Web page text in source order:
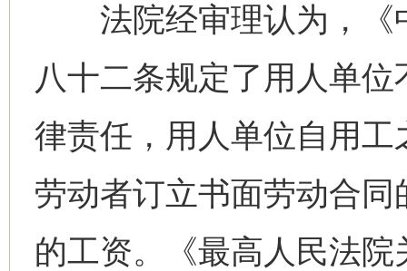
法院经审理认为，《
八十二条规定了用人单
律责任，用人单位自用
劳动者订立书面劳动合
的工资。《最高人民法